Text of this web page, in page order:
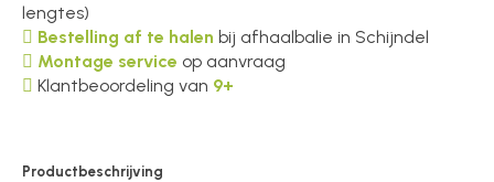
lengtes)
Bestelling af te halen bij afhaalbalie in Schijndel
Montage service op aanvraag
Klantbeoordeling van 9+
Productbeschrijving